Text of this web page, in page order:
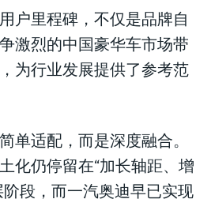
户里程碑，不仅是品牌自
激烈的中国豪华车市场带
为行业发展提供了参考范
单适配，而是深度融合。
化仍停留在“加长轴距、增
阶段，而一汽奥迪早已实现